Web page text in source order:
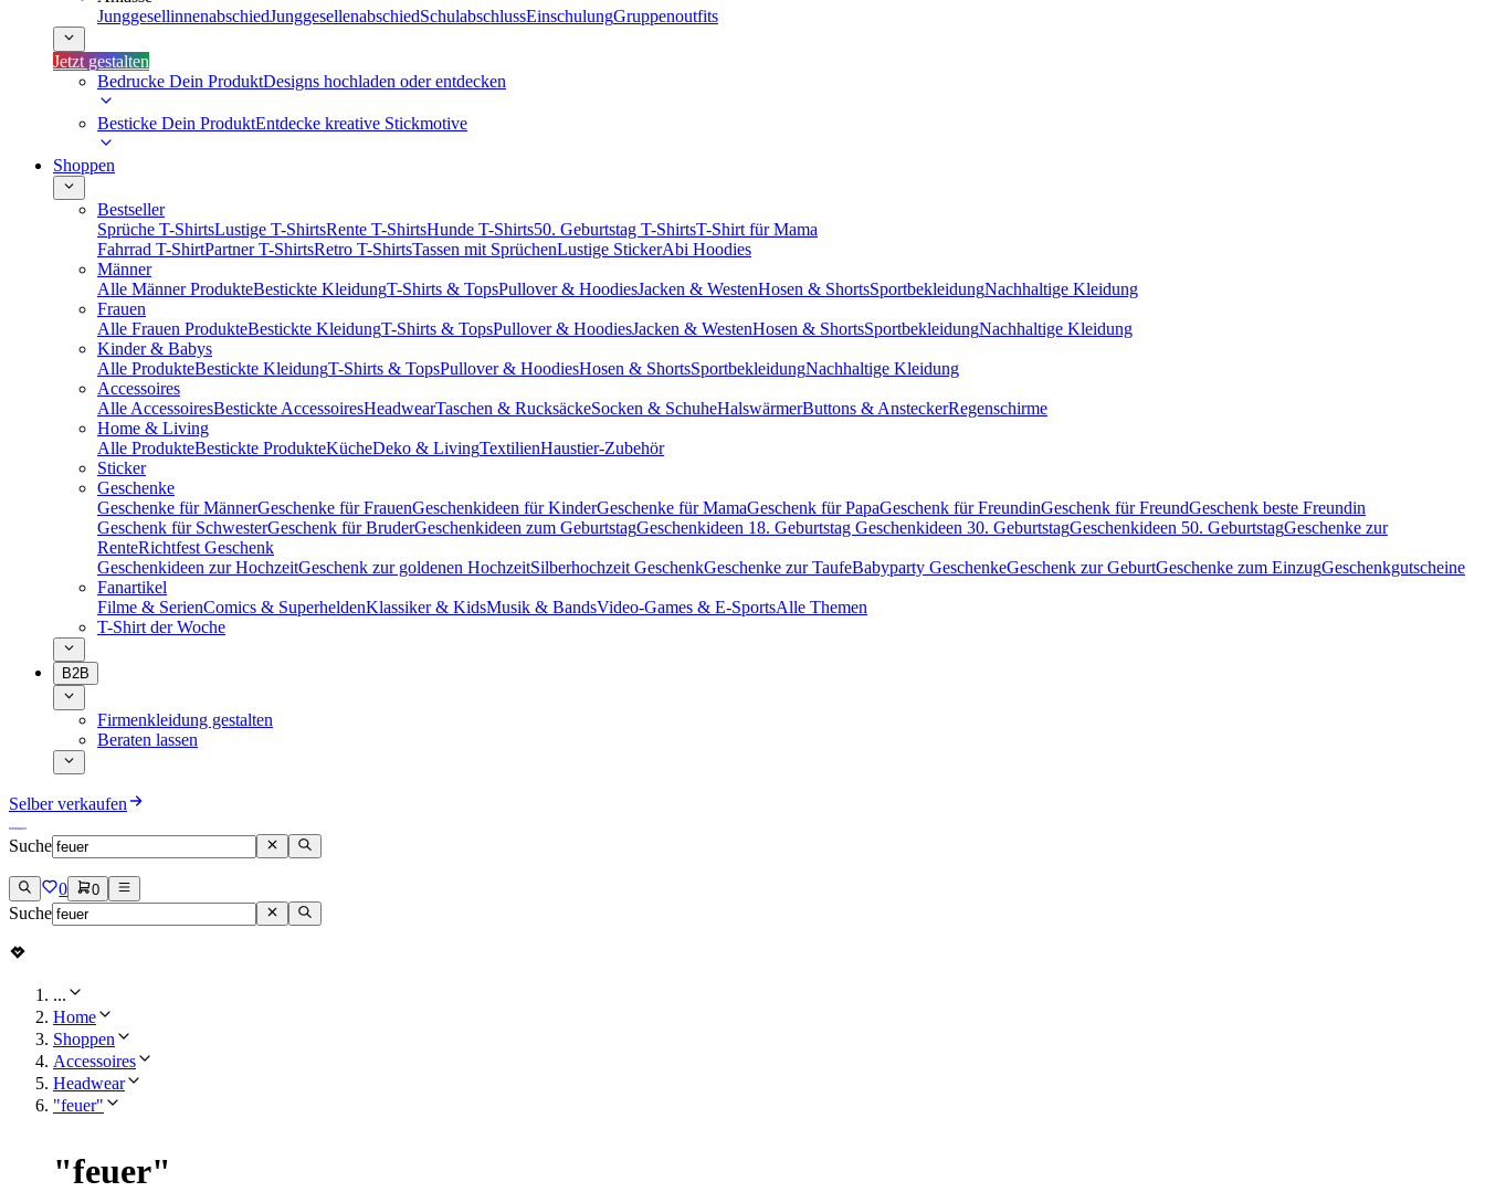
JunggesellinnenabschiedJunggesellenabschiedSchulabschlussEinschulungGruppenoutfits
Jetzt gestalten
Bedrucke Dein ProduktDesigns hochladen oder entdecken
Besticke Dein ProduktEntdecke kreative Stickmotive
Shoppen
Bestseller
Sprüche T-ShirtsLustige T-ShirtsRente T-ShirtsHunde T-Shirts50. Geburtstag T-ShirtsT-Shirt für Mama
Fahrrad T-ShirtPartner T-ShirtsRetro T-ShirtsTassen mit SprüchenLustige StickerAbi Hoodies
Männer
Alle Männer ProdukteBestickte KleidungT-Shirts & TopsPullover & HoodiesJacken & WestenHosen & ShortsSportbekleidungNachhaltige Kleidung
Frauen
Alle Frauen ProdukteBestickte KleidungT-Shirts & TopsPullover & HoodiesJacken & WestenHosen & ShortsSportbekleidungNachhaltige Kleidung
Kinder & Babys
Alle ProdukteBestickte KleidungT-Shirts & TopsPullover & HoodiesHosen & ShortsSportbekleidungNachhaltige Kleidung
Accessoires
Alle AccessoiresBestickte AccessoiresHeadwearTaschen & RucksäckeSocken & SchuheHalswärmerButtons & AnsteckerRegenschirme
Home & Living
Alle ProdukteBestickte ProdukteKücheDeko & LivingTextilienHaustier-Zubehör
Sticker
Geschenke
Geschenke für MännerGeschenke für FrauenGeschenkideen für KinderGeschenke für MamaGeschenk für PapaGeschenk für FreundinGeschenk für FreundGeschenk beste Freundin
Geschenk für SchwesterGeschenk für BruderGeschenkideen zum GeburtstagGeschenkideen 18. Geburtstag Geschenkideen 30. GeburtstagGeschenkideen 50. GeburtstagGeschenke zur
RenteRichtfest Geschenk
Geschenkideen zur HochzeitGeschenk zur goldenen HochzeitSilberhochzeit GeschenkGeschenke zur TaufeBabyparty GeschenkeGeschenk zur GeburtGeschenke zum EinzugGeschenkgutscheine
Fanartikel
Filme & SerienComics & SuperheldenKlassiker & KidsMusik & BandsVideo-Games & E-SportsAlle Themen
T-Shirt der Woche
B2B
Firmenkleidung gestalten
Beraten lassen
Selber verkaufen
Suche
0 0
Suche
...
Home
Shoppen
Accessoires
Headwear
"feuer"
"feuer"